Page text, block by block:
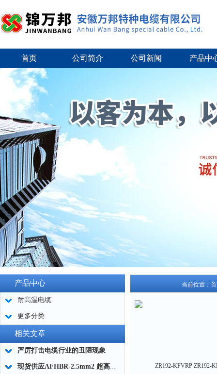
首页 公司简介 公司新闻 产品中
产品中心
耐高温电缆
更多分类
相关文章
严厉打击电缆行业的丑陋现象
现货供应AFHBR-2.5mm2 超高温耐火电缆
当前位置：